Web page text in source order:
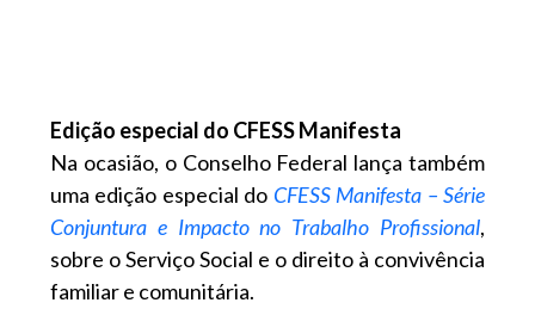
Edição especial do CFESS Manifesta
Na ocasião, o Conselho Federal lança também
uma edição especial do CFESS Manifesta – Série
Conjuntura e Impacto no Trabalho Profissional,
sobre o Serviço Social e o direito à convivência
familiar e comunitária.